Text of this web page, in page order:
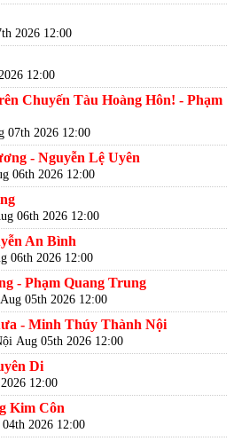
2026 12:00
12:00
Chuyến Tàu Hoàng Hôn! - Phạm
07th 2026 12:00
- Nguyễn Lệ Uyên
06th 2026 12:00
06th 2026 12:00
An Bình
06th 2026 12:00
- Phạm Quang Trung
Aug 05th 2026 12:00
- Minh Thúy Thành Nội
Aug 05th 2026 12:00
Di
12:00
Kim Côn
2026 12:00